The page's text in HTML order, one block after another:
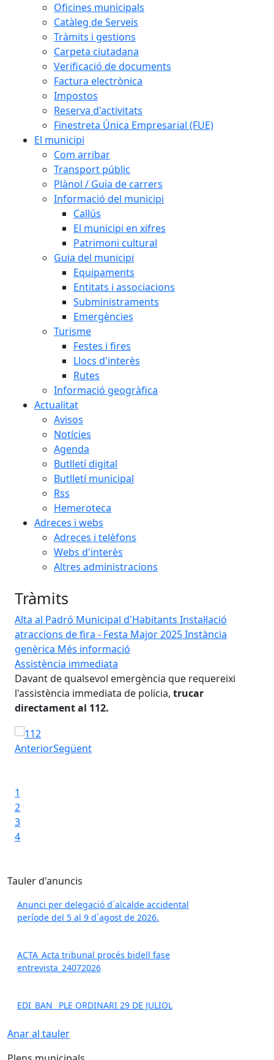
Oficines municipals
Catàleg de Serveis
Tràmits i gestions
Carpeta ciutadana
Verificació de documents
Factura electrònica
Impostos
Reserva d'activitats
Finestreta Única Empresarial (FUE)
El municipi
Com arribar
Transport públic
Plànol / Guia de carrers
Informació del municipi
Callús
El municipi en xifres
Patrimoni cultural
Guia del municipi
Equipaments
Entitats i associacions
Subministraments
Emergències
Turisme
Festes i fires
Llocs d'interès
Rutes
Informació geogràfica
Actualitat
Avisos
Notícies
Agenda
Butlletí digital
Butlletí municipal
Rss
Hemeroteca
Adreces i webs
Adreces i telèfons
Webs d'interès
Altres administracions
Tràmits
Alta al Padró Municipal d'Habitants Instal·lació
atraccions de fira - Festa Major 2025Instància
genèrica Més informació
Assistència immediata
Davant de qualsevol emergència que requereixi
l'assistència immediata de policia, trucar
directament al 112.
Assistència immediata
AnteriorSegüent
1
2
3
4
Tauler d'anuncis
Anunci per delegació d´alcalde accidental
període del 5 al 9 d´agost de 2026.
ACTA_Acta tribunal procés bidell fase
entrevista_24072026
EDI_BAN _PLE ORDINARI 29 DE JULIOL
Anar al tauler